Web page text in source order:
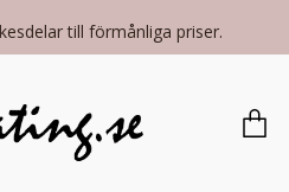
till förmånliga priser.